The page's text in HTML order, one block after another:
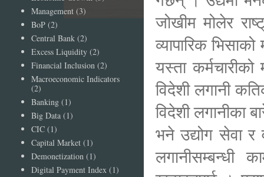
जोखीम मोलेर
व्यापारिक
यस्ता
विदेशी लगानी
विदेशी लगानीका
भने उद्योग सेवा र
लगानीसम्बन्धी
Management (3)
BoP (2)
Central Bank (2)
Excess Liquidity (2)
Financial Inclusion (2)
Macroeconomic Indicators
(2)
Banking (1)
Big Data (1)
CIC (1)
Capital Market (1)
Demonetization (1)
Digital Payment Index (1)